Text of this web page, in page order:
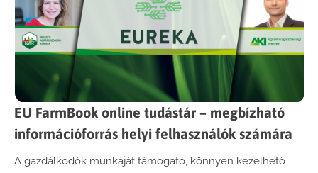
EU FarmBook online tudástár – megbízható
információforrás helyi felhasználók számára
A gazdálkodók munkáját támogató, könnyen kezelhető